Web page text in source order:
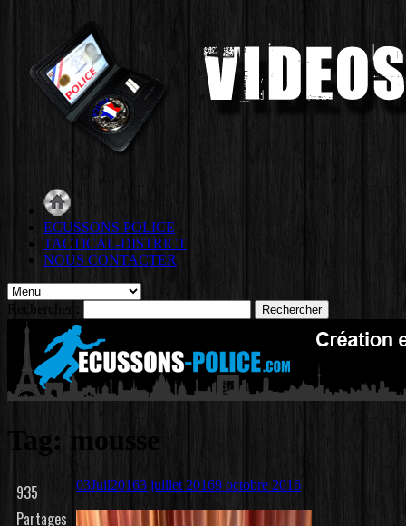
ECUSSONS POLICE
TACTICAL-DISTRICT
NOUS CONTACTER
Rechercher :
Tag: mousse
03Juil20163 juillet 20169 octobre 2016
935
Partages